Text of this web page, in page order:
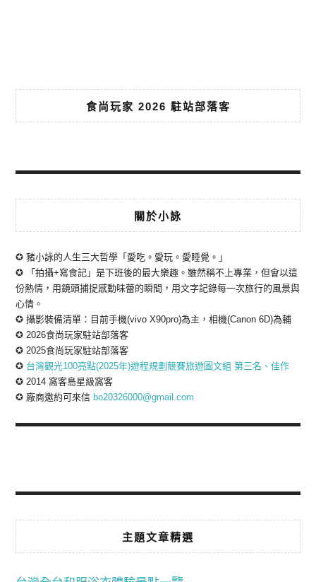
食尚玩家 2026 駐站部落客
關於小詠
✪ 豬小詠的人生三大哲學「愛吃。愛玩。愛睡覺。」
✪ 「拍攝+寫食記」是下班後的最大樂趣。雖然稱不上專業，但會以這
份熱情，用鏡頭捕捉感動味蕾的瞬間，用文字記錄每一次旅行的風景與
心情。
✪ 攝影裝備清單：目前手機(vivo X90pro)為主，相機(Canon 6D)為輔
✪ 2026食尚玩家駐站部落客
✪ 2025食尚玩家駐站部落客
✪ 台灣觀光100亮點(2025年)遊程規劃競賽旅遊圖文組 第三名、佳作
✪ 2014 窩客島星級窩客
✪ 廠商邀約可來信 bo20326000@gmail.com
主題文章精選